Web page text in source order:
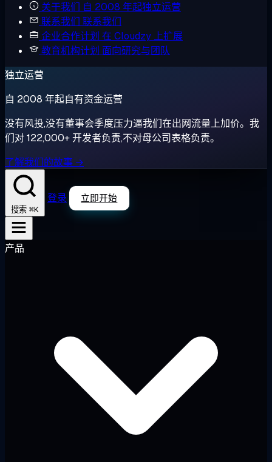
关于我们 自 2008 年起独立运营
联系我们 联系我们
企业合作计划 在 Cloudzy 上扩展
教育机构计划 面向研究与团队
独立运营
自 2008 年起自有资金运营
没有风投,没有董事会季度压力逼我们在出网流量上加价。我
们对 122,000+ 开发者负责,不对母公司表格负责。
了解我们的故事 →
搜索 ⌘K
登录 立即开始
产品